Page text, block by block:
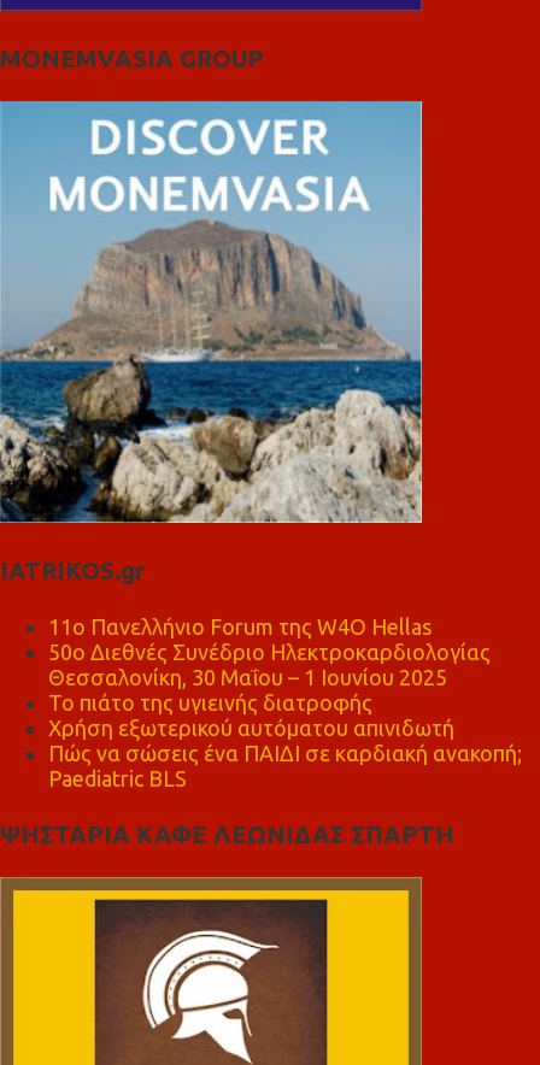
MONEMVASIA GROUP
IATRIKOS.gr
11ο Πανελλήνιο Forum της W4O Hellas
50ο Διεθνές Συνέδριο Ηλεκτροκαρδιολογίας
Θεσσαλονίκη, 30 Μαΐου – 1 Ιουνίου 2025
Το πιάτο της υγιεινής διατροφής
Χρήση εξωτερικού αυτόματου απινιδωτή
Πώς να σώσεις ένα ΠΑΙΔΙ σε καρδιακή ανακοπή;
Paediatric BLS
ΨΗΣΤΑΡΙΑ ΚΑΦΕ ΛΕΩΝΙΔΑΣ ΣΠΑΡΤΗ